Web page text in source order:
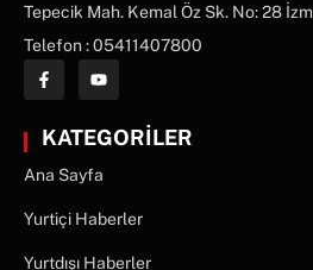
Tepecik Mah. Kemal Öz Sk. No: 28
Telefon : 05411407800
KATEGORİLER
Ana Sayfa
Yurtiçi Haberler
Yurtdışı Haberler